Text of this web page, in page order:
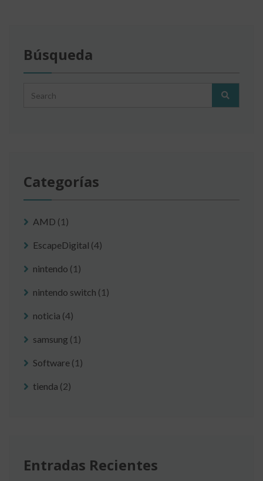
Búsqueda
Categorías
AMD (1)
EscapeDigital (4)
nintendo (1)
nintendo switch (1)
noticia (4)
samsung (1)
Software (1)
tienda (2)
Entradas Recientes